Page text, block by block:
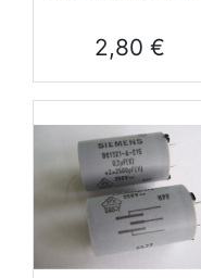
Prix
2,80 €